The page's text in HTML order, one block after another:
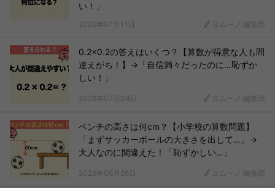
い！」
2026年07月11日 ヨムーノ 編集部
0.2×0.2の答えはいくつ？【算数が得意な人も間
違えがち！】→「自信満々だったのに…恥ずか
しい！」
2026年07月04日 ヨムーノ 編集部
ベンチの高さは何cm？【小学校の算数問題】
「まずサッカーボールの大きさを出して…」→
大人なのに間違えた！「恥ずかしい…」
2026年06月26日 ヨムーノ 編集部